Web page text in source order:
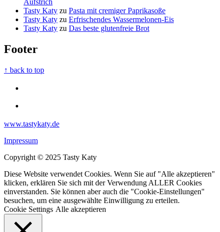
Aufstrich
Tasty Katy zu Pasta mit cremiger Paprikasoße
Tasty Katy zu Erfrischendes Wassermelonen-Eis
Tasty Katy zu Das beste glutenfreie Brot
Footer
↑ back to top
www.tastykaty.de
Impressum
Copyright © 2025 Tasty Katy
Diese Website verwendet Cookies. Wenn Sie auf "Alle akzeptieren"
klicken, erklären Sie sich mit der Verwendung ALLER Cookies
einverstanden. Sie können aber auch die "Cookie-Einstellungen"
besuchen, um eine ausgewählte Einwilligung zu erteilen.
Cookie Settings Alle akzeptieren